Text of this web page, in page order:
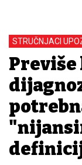
STRUČNJACI